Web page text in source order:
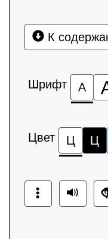
К
Шрифт А
Цвет Ц Ц